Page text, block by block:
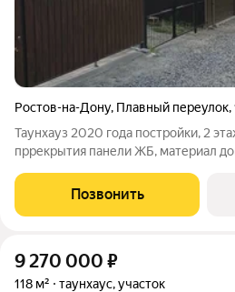
Ростов-на-Дону, Плавный переулок,
Таунхауз 2020 года постройки, 2
пррекрытия панели ЖБ, материал
газифицирован, центральное
канализация - септик топаз.
Позвонить
9 270 000 ₽
118 м² таунхаус, участок